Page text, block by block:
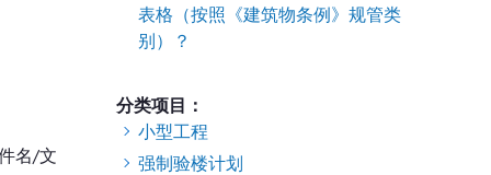
名/文
表格（按照《建筑物条例》规管类
别）？
分类项目：
小型工程
强制验楼计划